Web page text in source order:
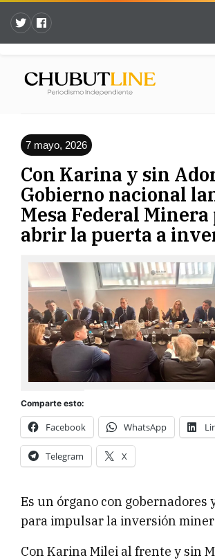
7 mayo, 2026
Con Karina y sin
Gobierno nacional
Mesa Federal Minera
abrir la puerta a
Comparte esto:
Facebook WhatsApp
Telegram X
Es un órgano con gobernadores
para impulsar la inversión
Con Karina Milei al frente y sin